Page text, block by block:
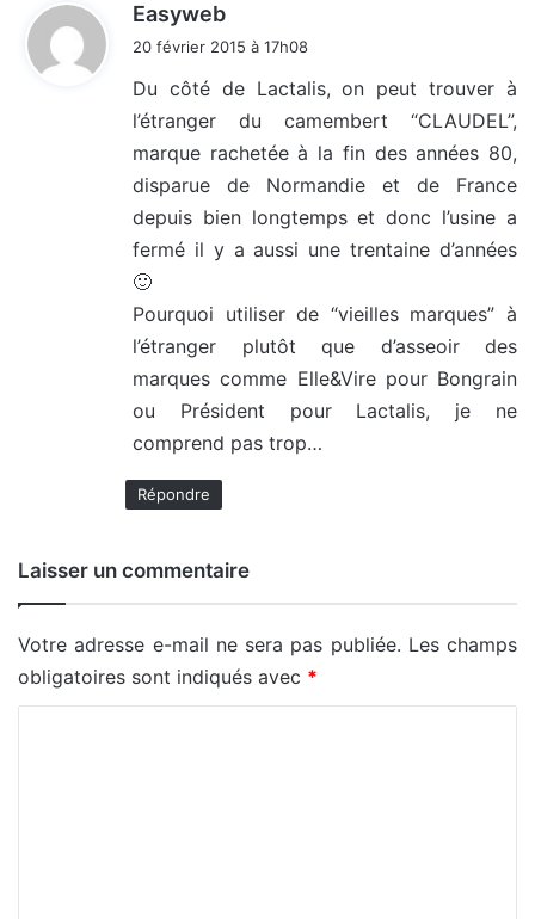
Easyweb
i
20 février 2015 à 17h08
Du côté de Lactalis, on peut trouver à
l’étranger du camembert “CLAUDEL”,
marque rachetée à la fin des années 80,
disparue de Normandie et de France
depuis bien longtemps et donc l’usine a
fermé il y a aussi une trentaine d’années
🙂
Pourquoi utiliser de “vieilles marques” à
l’étranger plutôt que d’asseoir des
marques comme Elle&Vire pour Bongrain
ou Président pour Lactalis, je ne
comprend pas trop…
Répondre
Laisser un commentaire
Votre adresse e-mail ne sera pas publiée. Les champs
obligatoires sont indiqués avec *